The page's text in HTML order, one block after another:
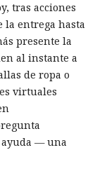
tras acciones
la entrega hasta
presente la
al instante a
de ropa o
virtuales
— una